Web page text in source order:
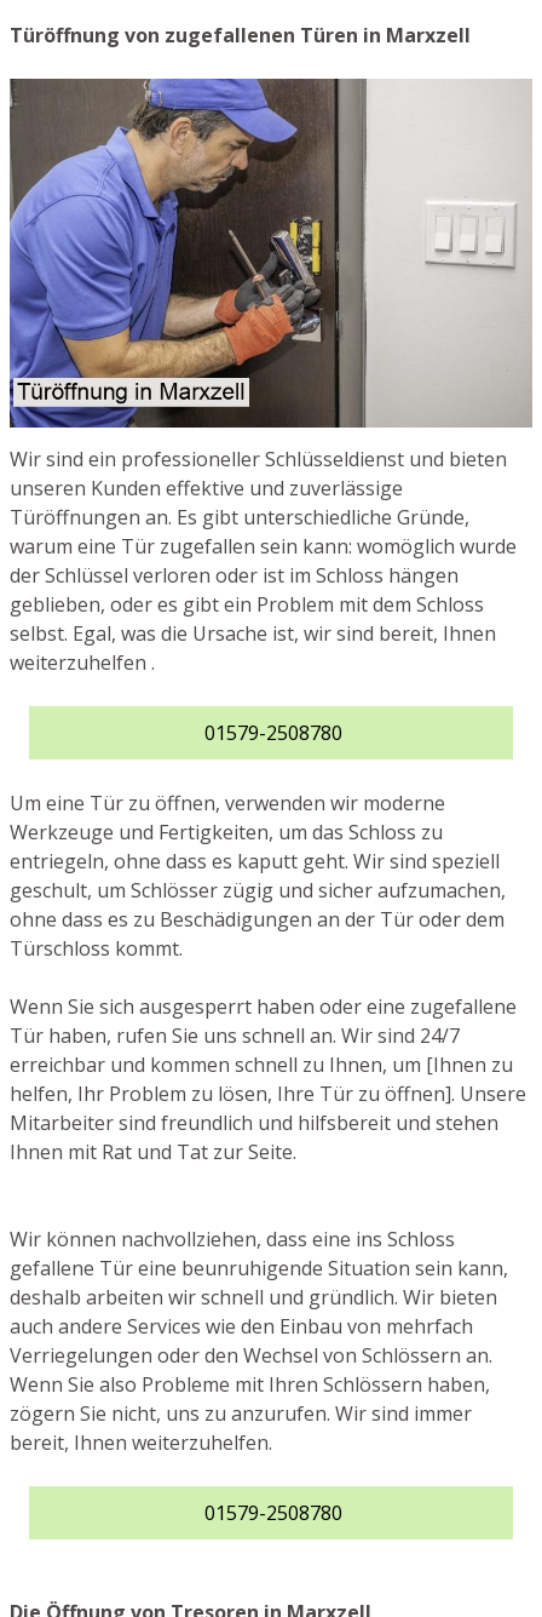
Türöffnung von zugefallenen Türen in Marxzell
Wir sind ein professioneller Schlüsseldienst und bieten
unseren Kunden effektive und zuverlässige
Türöffnungen an. Es gibt unterschiedliche Gründe,
warum eine Tür zugefallen sein kann: womöglich wurde
der Schlüssel verloren oder ist im Schloss hängen
geblieben, oder es gibt ein Problem mit dem Schloss
selbst. Egal, was die Ursache ist, wir sind bereit, Ihnen
weiterzuhelfen .
01579-2508780
Um eine Tür zu öffnen, verwenden wir moderne
Werkzeuge und Fertigkeiten, um das Schloss zu
entriegeln, ohne dass es kaputt geht. Wir sind speziell
geschult, um Schlösser zügig und sicher aufzumachen,
ohne dass es zu Beschädigungen an der Tür oder dem
Türschloss kommt.
Wenn Sie sich ausgesperrt haben oder eine zugefallene
Tür haben, rufen Sie uns schnell an. Wir sind 24/7
erreichbar und kommen schnell zu Ihnen, um [Ihnen zu
helfen, Ihr Problem zu lösen, Ihre Tür zu öffnen]. Unsere
Mitarbeiter sind freundlich und hilfsbereit und stehen
Ihnen mit Rat und Tat zur Seite.
Wir können nachvollziehen, dass eine ins Schloss
gefallene Tür eine beunruhigende Situation sein kann,
deshalb arbeiten wir schnell und gründlich. Wir bieten
auch andere Services wie den Einbau von mehrfach
Verriegelungen oder den Wechsel von Schlössern an.
Wenn Sie also Probleme mit Ihren Schlössern haben,
zögern Sie nicht, uns zu anzurufen. Wir sind immer
bereit, Ihnen weiterzuhelfen.
01579-2508780